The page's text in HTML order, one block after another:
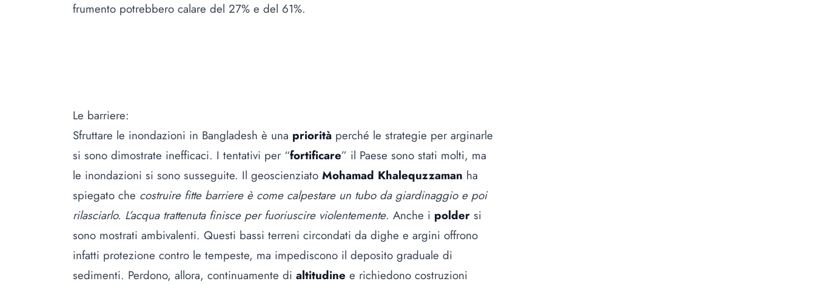
frumento potrebbero calare del 27% e del 61%.
Le barriere:
Sfruttare le inondazioni in Bangladesh è una priorità perché le strategie per arginarle
si sono dimostrate inefficaci. I tentativi per “fortificare” il Paese sono stati molti, ma
le inondazioni si sono susseguite. Il geoscienziato Mohamad Khalequzzaman ha
spiegato che costruire fitte barriere è come calpestare un tubo da giardinaggio e poi
rilasciarlo. L’acqua trattenuta finisce per fuoriuscire violentemente. Anche i polder si
sono mostrati ambivalenti. Questi bassi terreni circondati da dighe e argini offrono
infatti protezione contro le tempeste, ma impediscono il deposito graduale di
sedimenti. Perdono, allora, continuamente di altitudine e richiedono costruzioni